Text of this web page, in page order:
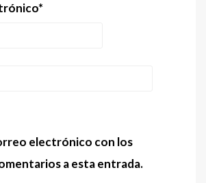
*
electrónico con los
a esta entrada.